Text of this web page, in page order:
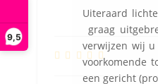
9,5
Uiteraard
graag
verwijzen wij
voorkomende
een gericht